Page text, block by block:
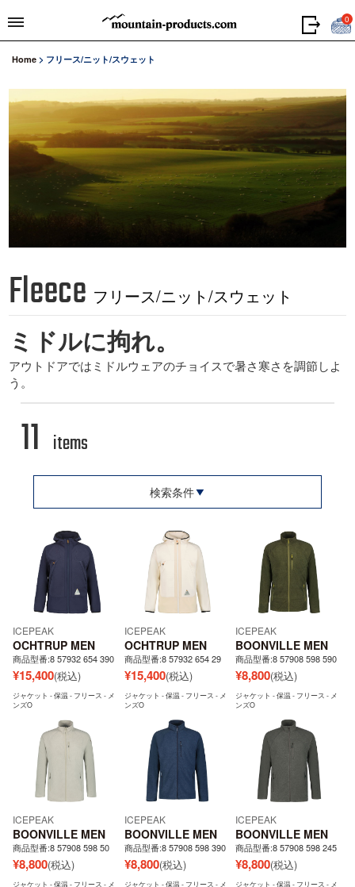
0
Home > フリース/ニット/スウェット
Fleece フリース/ニット/スウェット
ミドルに拘れ。
アウトドアではミドルウェアのチョイスで暑さ寒さを調節しよ
う。
11 items
検索条件
ICEPEAK
OCHTRUP MEN
商品型番:8 57932 654 390
¥15,400(税込)
ジャケット - 保温 - フリース - メ
ンズO
ICEPEAK
OCHTRUP MEN
商品型番:8 57932 654 29
¥15,400(税込)
ジャケット - 保温 - フリース - メ
ンズO
ICEPEAK
BOONVILLE MEN
商品型番:8 57908 598 590
¥8,800(税込)
ジャケット - 保温 - フリース - メ
ンズO
ICEPEAK
BOONVILLE MEN
商品型番:8 57908 598 50
¥8,800(税込)
ジャケット - 保温 - フリース - メ
ICEPEAK
BOONVILLE MEN
商品型番:8 57908 598 390
¥8,800(税込)
ジャケット - 保温 - フリース - メ
ICEPEAK
BOONVILLE MEN
商品型番:8 57908 598 245
¥8,800(税込)
ジャケット - 保温 - フリース - メ